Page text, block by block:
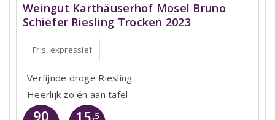
Weingut Karthäuserhof Mosel Bruno
Schiefer Riesling Trocken 2023
Fris, expressief
Verfijnde droge Riesling
Heerlijk zo én aan tafel
90 15 ,5